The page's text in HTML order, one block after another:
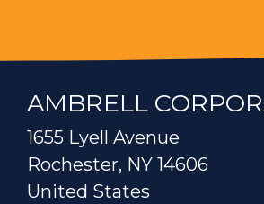
AMBRELL
1655 Lyell Avenue
Rochester, NY 14606
United States